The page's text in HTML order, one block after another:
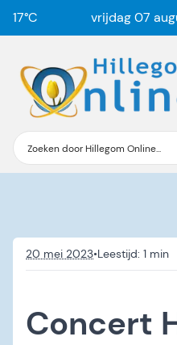
17°C vrijdag 07
20 mei 2023•
Concert